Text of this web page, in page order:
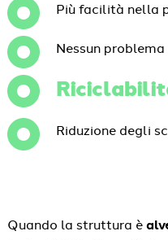
Più facilità nella
Nessun
Riduzione degli
Quando la struttura è